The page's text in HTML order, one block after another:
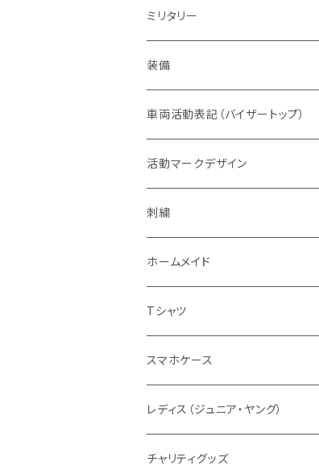
赤色系
キャップ・帽子
ベージュ系
POLICE・警察
バッジ
パッチ（ワッペン）
取扱権利（販売など）
オフィスウエア
パブ衣装
ナイトウエア
ステージ衣装
スポーツウエア
レディス対応（メンズサイズダウン）
レディスシルエット
ドライウエア
メンズ
ドライウエア
レディス
メンズ
ミリタリー
ベスト
帽子
ベルト
バッグ
ポーチ
ブーツ
ソックス
パッド
BDU
装備
ヘルメット
デルタブランド
乗車型
コンパクト
キャップ
刺繍
シルク印刷
フェイスマスク
メガネ
ショール
腕のガード
メーカー取り寄せ
セット販売
パッド
タクティカル
ベルト
車両活動表記（バイザートップ）
緊急時表示
警戒表示
オリジナル
通信
支援
情報
自警団
活動マークデザイン
活動チームマーク
刺繍
ホームメイド
エスコートエンジェル
セット
ガンスタンド
Tシャツ
オールジャパンコールサイン
レスキューオレンジ
民間防災
スマホケース
消防
警察
レディス（ジュニア・ヤング）
ユニフォーム
チャリティグッズ